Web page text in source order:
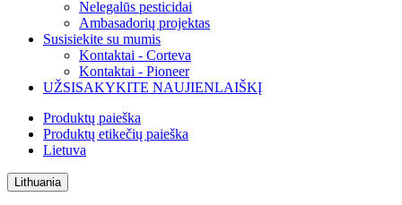
Nelegalūs pesticidai
Ambasadorių projektas
Susisiekite su mumis
Kontaktai - Corteva
Kontaktai - Pioneer
UŽSISAKYKITE NAUJIENLAIŠKĮ
Produktų paieška
Produktų etikečių paieška
Lietuva
Lithuania